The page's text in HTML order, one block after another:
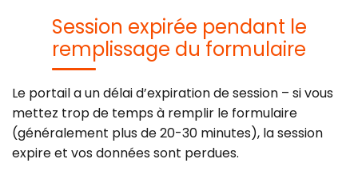
Session expirée pendant le
remplissage du formulaire
Le portail a un délai d’expiration de session – si vous
mettez trop de temps à remplir le formulaire
(généralement plus de 20-30 minutes), la session
expire et vos données sont perdues.